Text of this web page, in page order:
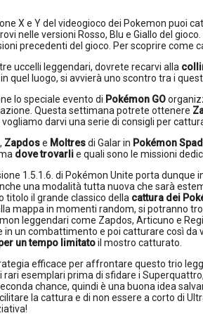
X e Y del videogioco dei Pokemon puoi
nelle versioni Rosso, Blu e Giallo del
precedenti del gioco. Per scoprire come
uccelli leggendari, dovrete recarvi alla
quel luogo, si avvierà uno scontro tra i
lo speciale evento di Pokémon GO
Questa settimana potrete ottenere
darvi una serie di consigli per
, Zapdose Moltresdi Galar in Pokémon
dove trovarlie quali sono le missioni
1.5.1.6. di Pokémon Unite porta
una modalità tutta nuova che sarà
titolo il grande classico della cattura dei
mappa in momenti random, si potranno
leggendari come Zapdos, Articuno e
in un combattimento e poi catturare così
un tempo limitatoil mostro catturato.
efficace per affrontare questo trio
esemplari prima di sfidare i
chance, quindi è una buona idea
la cattura e di non essere a corto di